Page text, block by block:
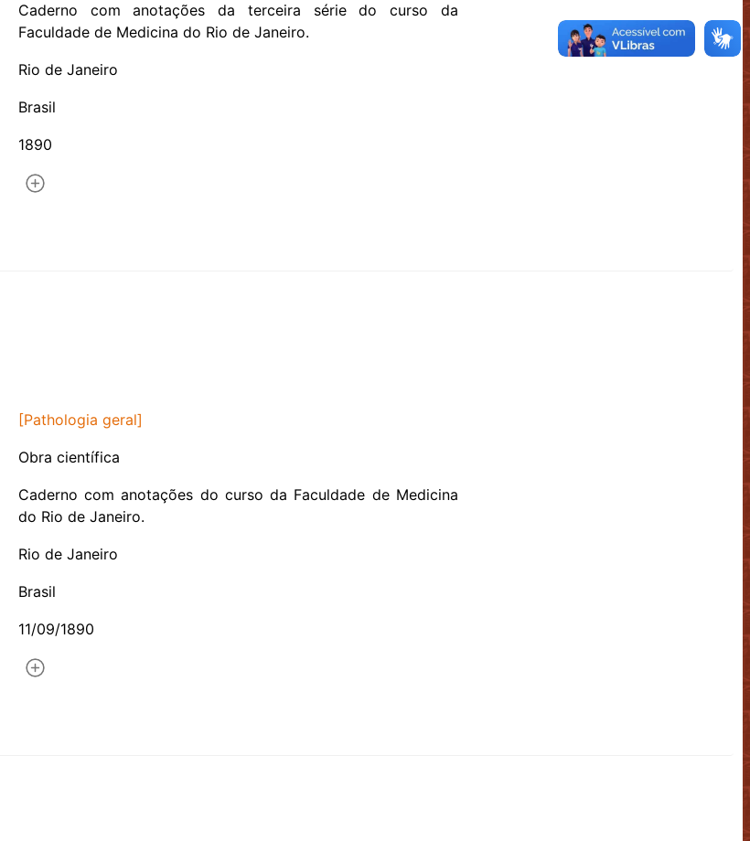
Caderno com anotações da terceira série do curso da
Faculdade de Medicina do Rio de Janeiro.
Rio de Janeiro
Brasil
1890
[Pathologia geral]
Obra científica
Caderno com anotações do curso da Faculdade de Medicina
do Rio de Janeiro.
Rio de Janeiro
Brasil
11/09/1890